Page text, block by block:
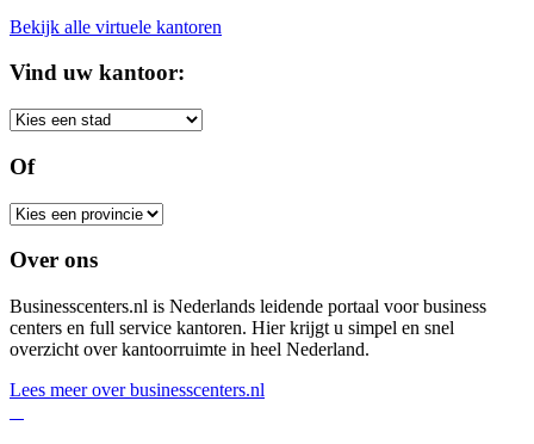
Bekijk alle virtuele kantoren
Vind uw kantoor:
Of
Over ons
Businesscenters.nl is Nederlands leidende portaal voor business
centers en full service kantoren. Hier krijgt u simpel en snel
overzicht over kantoorruimte in heel Nederland.
Lees meer over businesscenters.nl